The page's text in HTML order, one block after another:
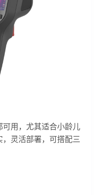
用，尤其适合小龄儿
灵活部署，可搭配三